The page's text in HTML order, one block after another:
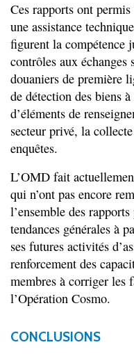
Ces rapports ont
une assistance
figurent la compétence
contrôles aux échanges
douaniers de première
de détection des biens
d’éléments de
secteur privé, la
enquêtes.
L’OMD fait
qui n’ont pas encore
l’ensemble des
tendances générales à
ses futures activités
renforcement des
membres à corriger les
l’Opération Cosmo.
CONCLUSIONS